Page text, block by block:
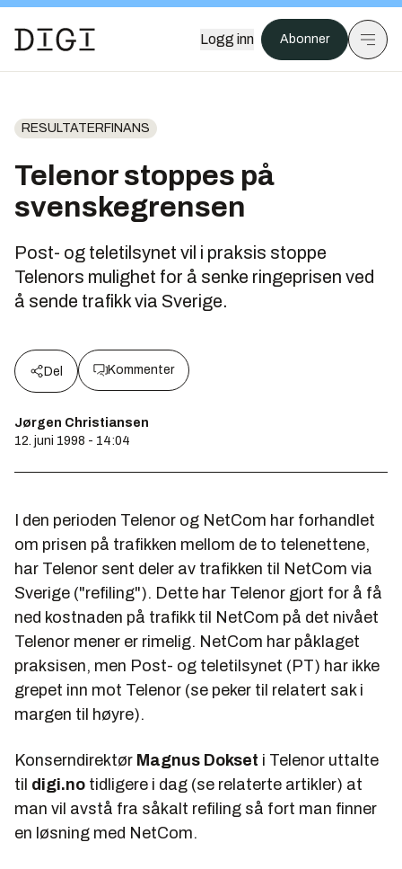
Logg inn Abonner
RESULTATERFINANS
Telenor stoppes på
svenskegrensen
Post- og teletilsynet vil i praksis stoppe
Telenors mulighet for å senke ringeprisen ved
å sende trafikk via Sverige.
Del Kommenter
Jørgen Christiansen
12. juni 1998 - 14:04
I den perioden Telenor og NetCom har forhandlet
om prisen på trafikken mellom de to telenettene,
har Telenor sent deler av trafikken til NetCom via
Sverige ("refiling"). Dette har Telenor gjort for å få
ned kostnaden på trafikk til NetCom på det nivået
Telenor mener er rimelig. NetCom har påklaget
praksisen, men Post- og teletilsynet (PT) har ikke
grepet inn mot Telenor (se peker til relatert sak i
margen til høyre).
Konserndirektør Magnus Dokset i Telenor uttalte
til digi.no tidligere i dag (se relaterte artikler) at
man vil avstå fra såkalt refiling så fort man finner
en løsning med NetCom.